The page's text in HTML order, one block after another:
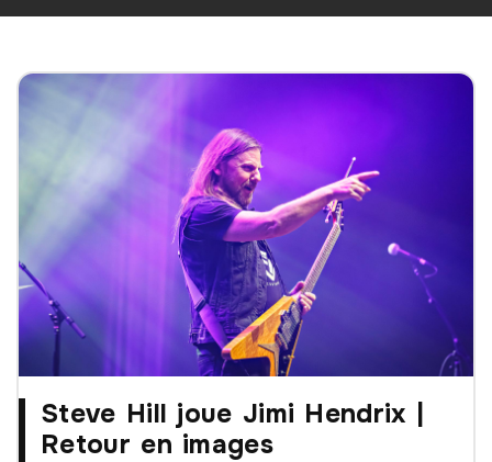
Steve Hill joue Jimi Hendrix |
Retour en images